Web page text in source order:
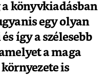
könyvkiadásban
egy olyan
így a szélesebb
a maga
is